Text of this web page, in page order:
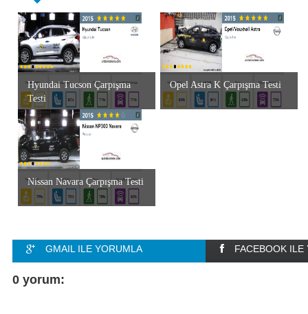
Hyundai Tucson Çarpışma
Testi
Opel Astra K Çarpışma Testi
Nissan Navara Çarpışma Testi
GMAIL ILE YORUMLA FACEBOOK ILE
0 yorum: